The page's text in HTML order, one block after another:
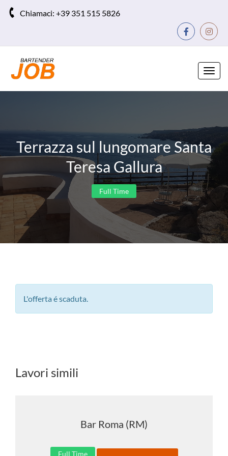
Chiamaci: +39 351 515 5826
Terrazza sul lungomare Santa
Teresa Gallura
Full Time
L'offerta é scaduta.
Lavori simili
Bar Roma (RM)
Full Time